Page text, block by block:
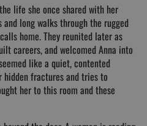
life she once shared with her
and long walks through the rugged
home. They reunited later as
careers, and welcomed Anna into
like a quiet, contented
hidden fractures and tries to
her to this room and these